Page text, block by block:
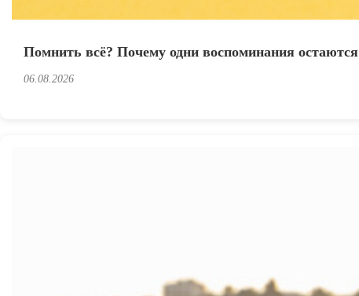
Помнить всё? Почему одни воспоминания
06.08.2026